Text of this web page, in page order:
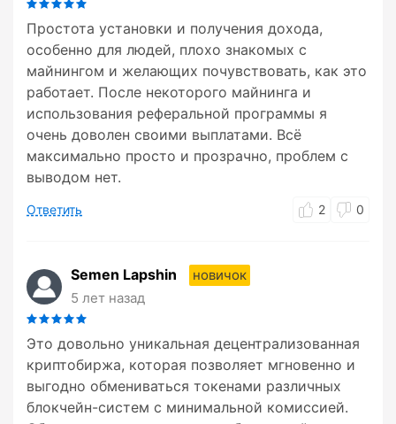
Простота установки и получения дохода,
особенно для людей, плохо знакомых с
майнингом и желающих почувствовать, как это
работает. После некоторого майнинга и
использования реферальной программы я
очень доволен своими выплатами. Всё
максимально просто и прозрачно, проблем с
выводом нет.
Ответить 2 0
Semen Lapshin
новичок
5 лет назад
Это довольно уникальная децентрализованная
криптобиржа, которая позволяет мгновенно и
выгодно обмениваться токенами различных
блокчейн-систем с минимальной комиссией.